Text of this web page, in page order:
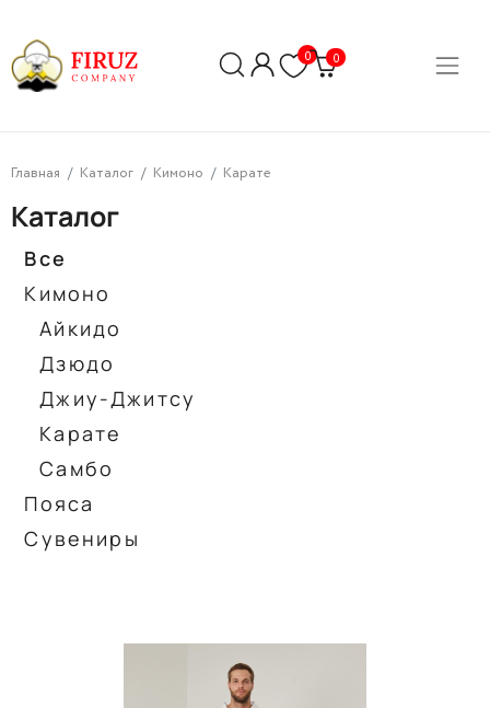
0 0
Главная Каталог Кимоно Карате
Каталог
Все
Кимоно
Айкидо
Дзюдо
Джиу-Джитсу
Карате
Самбо
Пояса
Сувениры